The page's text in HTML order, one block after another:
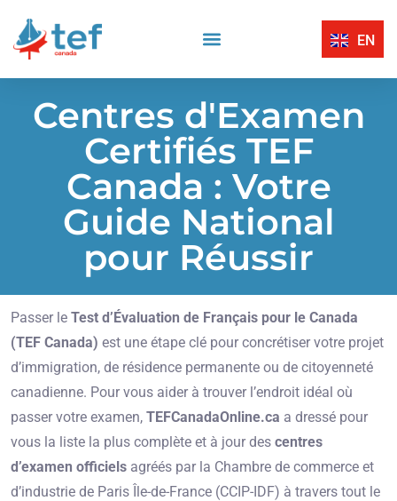
EN
Centres d'Examen
Certifiés TEF
Canada : Votre
Guide National
pour Réussir
Passer le Test d’Évaluation de Français pour le Canada
(TEF Canada) est une étape clé pour concrétiser votre projet
d’immigration, de résidence permanente ou de citoyenneté
canadienne. Pour vous aider à trouver l’endroit idéal où
passer votre examen, TEFCanadaOnline.ca a dressé pour
vous la liste la plus complète et à jour des centres
d’examen officiels agréés par la Chambre de commerce et
d’industrie de Paris Île-de-France (CCIP-IDF) à travers tout le